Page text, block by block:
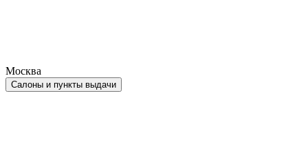
Москва
Салоны и пункты выдачи